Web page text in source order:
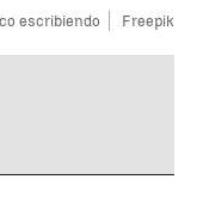
escribiendo Freepik